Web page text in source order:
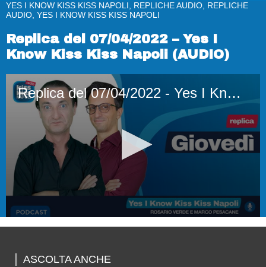
YES I KNOW KISS KISS NAPOLI, REPLICHE AUDIO, REPLICHE
AUDIO, YES I KNOW KISS KISS NAPOLI
Replica del 07/04/2022 – Yes I
Know Kiss Kiss Napoli (AUDIO)
Replica del 07/04/2022 - Yes I Know Kiss Kiss Napoli (AUDIO)
hour,ASCOLTA ANCHE